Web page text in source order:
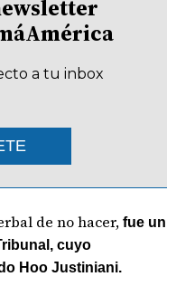
a tu inbox
de no hacer, fue un
cuyo
Hoo Justiniani.